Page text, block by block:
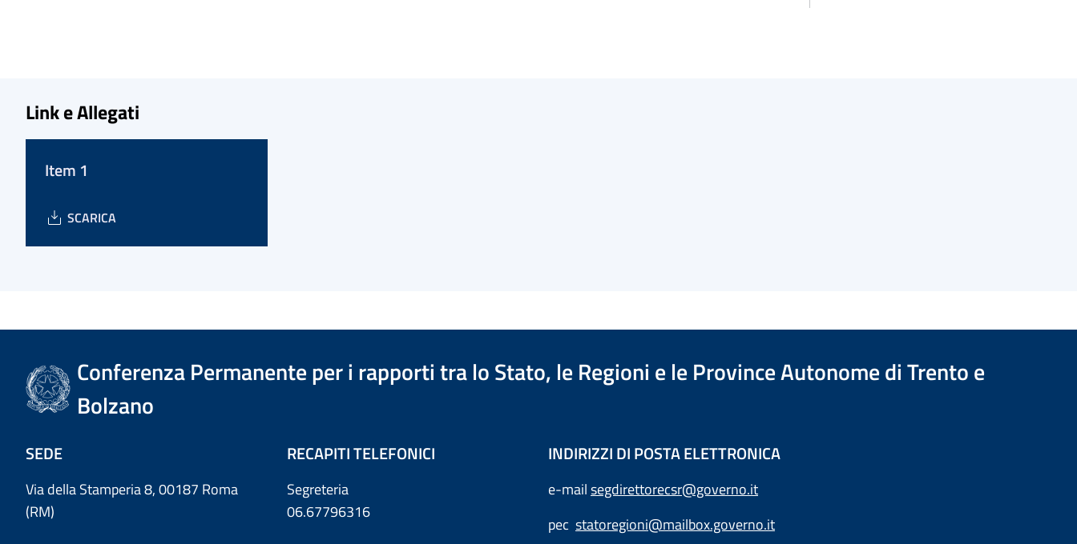
Link e Allegati
Item 1
SCARICA
Conferenza Permanente per i rapporti tra lo Stato, le Regioni e le Province Autonome di Trento e
Bolzano
SEDE
Via della Stamperia 8, 00187 Roma
(RM)
RECAPITI TELEFONICI
Segreteria
06.67796316
INDIRIZZI DI POSTA ELETTRONICA
e-mailsegdirettorecsr@governo.it
pec statoregioni@mailbox.governo.it